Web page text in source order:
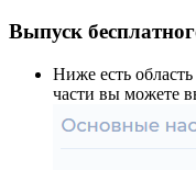
Выпуск
Ниже есть
части вы можете